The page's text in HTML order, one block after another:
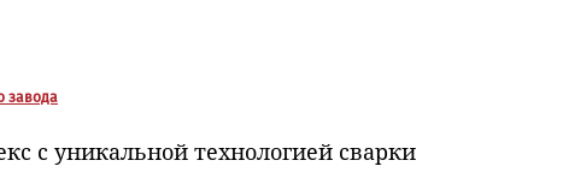
завода
с уникальной технологией сварки